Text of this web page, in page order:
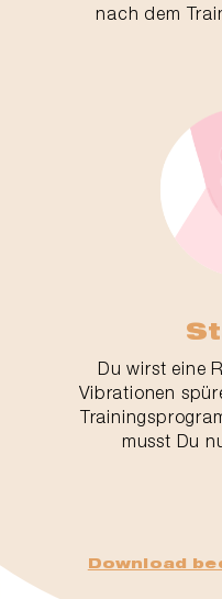
nach dem
Du wirst eine
Vibrationen
musst Du
Download